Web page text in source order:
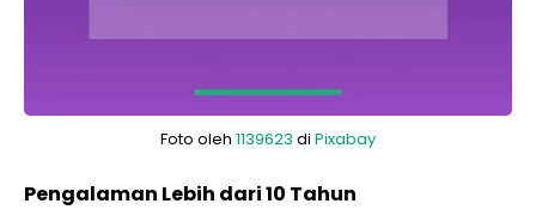
Foto oleh 1139623 di Pixabay
Pengalaman Lebih dari 10 Tahun